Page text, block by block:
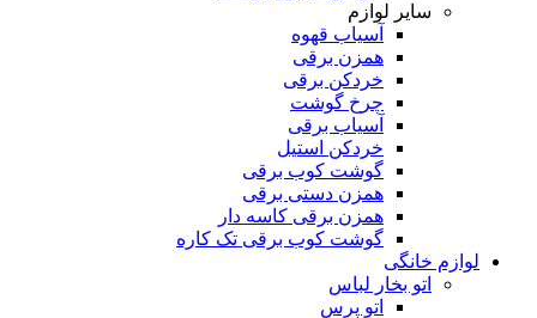
سایر لوازم
آسیاب قهوه
همزن برقی
خردکن برقی
چرخ گوشت
آسیاب برقی
خردکن استیل
گوشت کوب برقی
همزن دستی برقی
همزن برقی کاسه دار
گوشت کوب برقی تک کاره
لوازم خانگی
اتو بخار لباس
اتو پرس